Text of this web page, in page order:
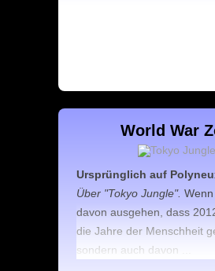
World War
Ursprünglich auf
Über "Tokyo Jungle".
davon ausgehen, dass
die Jahre der Menschheit
sondern auch davon ...